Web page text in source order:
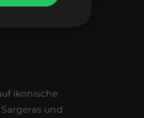
ikonische
und